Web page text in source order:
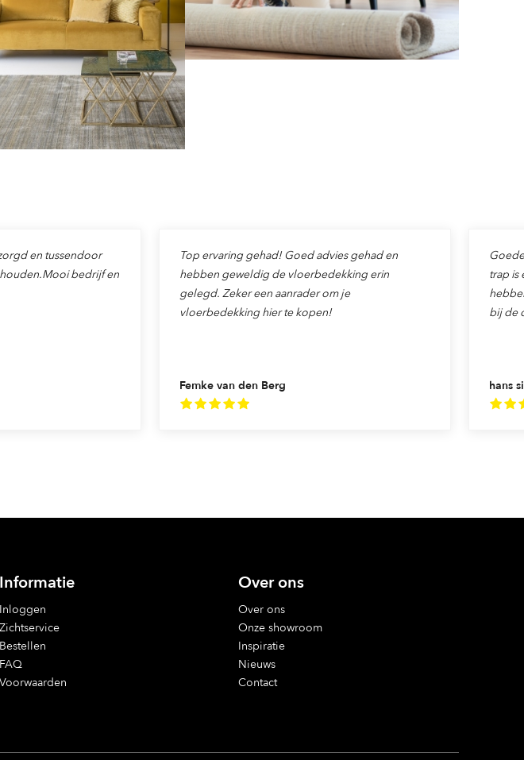
en tussendoor
bedrijf en
Femke van den Berg
Top ervaring gehad! Goed advies gehad en
hebben geweldig de vloerbedekking erin
gelegd. Zeker een aanrader om je
vloerbedekking hier te kopen!
hans
trap is
bij de
Informatie
Inloggen
Zichtservice
Bestellen
FAQ
Voorwaarden
Over ons
Over ons
Onze showroom
Inspiratie
Nieuws
Contact